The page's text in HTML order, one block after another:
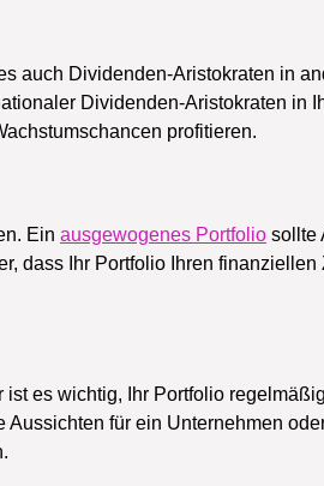
auch Dividenden-Aristokraten in
Dividenden-Aristokraten in
profitieren.
Ein ausgewogenes Portfolio sollte
dass Ihr Portfolio Ihren finanziellen
es wichtig, Ihr Portfolio
für ein Unternehmen